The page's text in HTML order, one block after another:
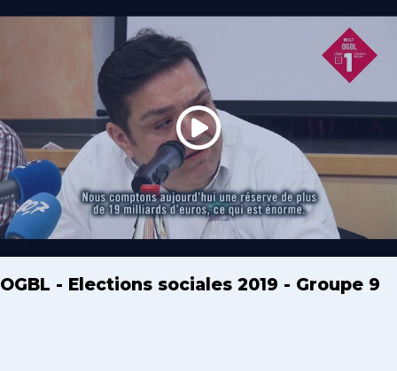
OGBL - Elections sociales 2019 - Groupe 9